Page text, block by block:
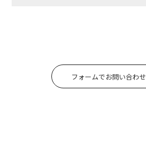
フォームでお問い合わせ